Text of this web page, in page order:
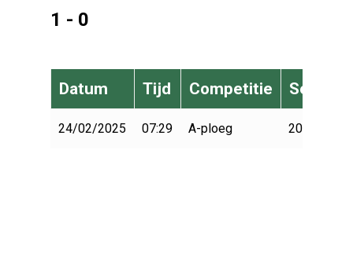
1 - 0
Datum Tijd Competitie Seizoen
24/02/2025 07:29 A-ploeg 2024-2025